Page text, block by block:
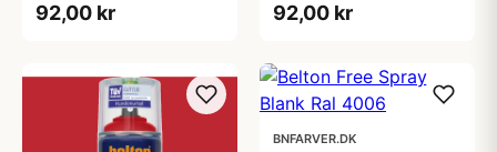
92,00 kr 92,00 kr
BNFARVER.DK